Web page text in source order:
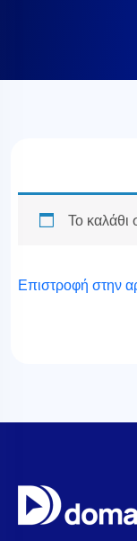
Το καλάθι
Επιστροφή στην